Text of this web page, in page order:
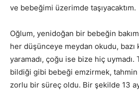
ve bebeğimi üzerimde taşıyacaktım.
Oğlum, yenidoğan bir bebeğin
her düşünceye meydan okudu, bazı
yaramadı, çoğu ise bize hiç
bildiği gibi bebeği emzirmek,
zorlu bir süreç oldu. Bir şekilde 13